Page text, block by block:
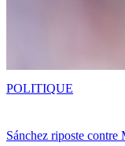
Sánchez riposte contre
POLITIQUE